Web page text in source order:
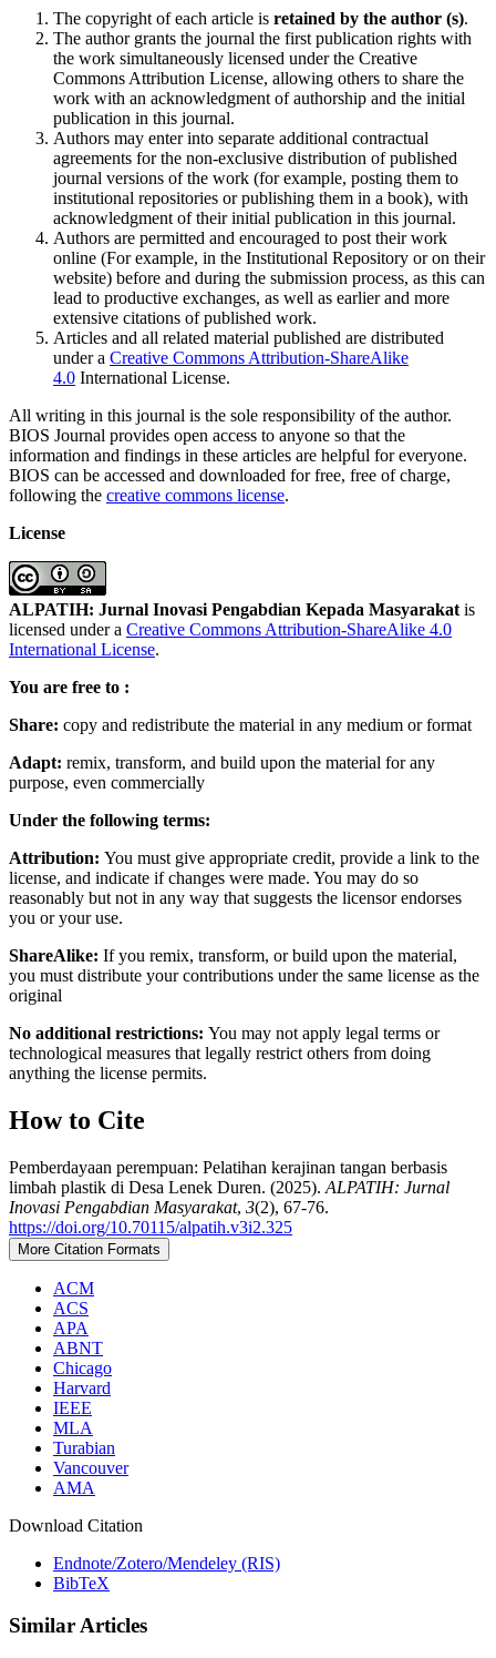
The copyright of each article is retained by the author (s).
The author grants the journal the first publication rights with
the work simultaneously licensed under the Creative
Commons Attribution License, allowing others to share the
work with an acknowledgment of authorship and the initial
publication in this journal.
Authors may enter into separate additional contractual
agreements for the non-exclusive distribution of published
journal versions of the work (for example, posting them to
institutional repositories or publishing them in a book), with
acknowledgment of their initial publication in this journal.
Authors are permitted and encouraged to post their work
online (For example, in the Institutional Repository or on their
website) before and during the submission process, as this can
lead to productive exchanges, as well as earlier and more
extensive citations of published work.
Articles and all related material published are distributed
under a Creative Commons Attribution-ShareAlike
4.0 International License.
All writing in this journal is the sole responsibility of the author.
BIOS Journal provides open access to anyone so that the
information and findings in these articles are helpful for everyone.
BIOS can be accessed and downloaded for free, free of charge,
following the creative commons license.
License
ALPATIH: Jurnal Inovasi Pengabdian Kepada Masyarakat is
licensed under a Creative Commons Attribution-ShareAlike 4.0
International License.
You are free to :
Share: copy and redistribute the material in any medium or format
Adapt: remix, transform, and build upon the material for any
purpose, even commercially
Under the following terms:
Attribution: You must give appropriate credit, provide a link to the
license, and indicate if changes were made. You may do so
reasonably but not in any way that suggests the licensor endorses
you or your use.
ShareAlike: If you remix, transform, or build upon the material,
you must distribute your contributions under the same license as the
original
No additional restrictions: You may not apply legal terms or
technological measures that legally restrict others from doing
anything the license permits.
How to Cite
Pemberdayaan perempuan: Pelatihan kerajinan tangan berbasis
limbah plastik di Desa Lenek Duren. (2025). ALPATIH: Jurnal
Inovasi Pengabdian Masyarakat, 3(2), 67-76.
https://doi.org/10.70115/alpatih.v3i2.325
More Citation Formats
ACM
ACS
APA
ABNT
Chicago
Harvard
IEEE
MLA
Turabian
Vancouver
AMA
Download Citation
Endnote/Zotero/Mendeley (RIS)
BibTeX
Similar Articles